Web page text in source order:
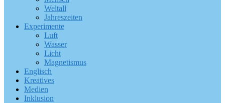
Weltall
Jahreszeiten
Experimente
Luft
Wasser
Licht
Magnetismus
Englisch
Kreatives
Medien
Inklusion